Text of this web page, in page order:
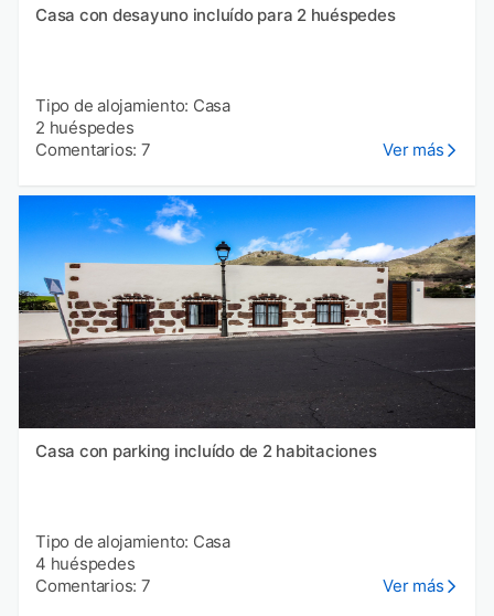
Casa con desayuno incluído para 2 huéspedes
Tipo de alojamiento: Casa
2 huéspedes
Comentarios: 7
Ver más
Casa con parking incluído de 2 habitaciones
Tipo de alojamiento: Casa
4 huéspedes
Comentarios: 7
Ver más